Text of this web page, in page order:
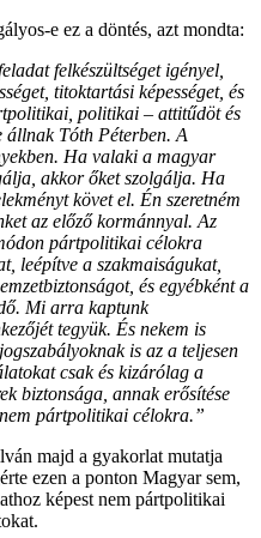
e ez a döntés, azt mondta:
felkészültséget igényel,
titoktartási képességet, és
politikai – attitűdöt és
állnak Tóth Péterben. A
Ha valaki a magyar
akkor őket szolgálja. Ha
követ el. Én szeretném
az előző kormánnyal. Az
pártpolitikai célokra
leépítve a szakmaiságukat,
és egyébként a
Mi arra kaptunk
tegyük. És nekem is
is az a teljesen
csak és kizárólag a
biztonsága, annak erősítése
pártpolitikai célokra.”
majd a gyakorlat mutatja
ezen a ponton Magyar sem,
képest nem pártpolitikai